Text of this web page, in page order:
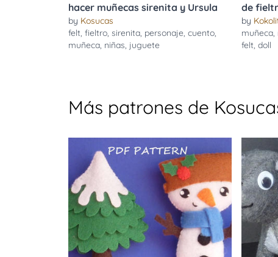
hacer muñecas sirenita y Ursula
by Kosucas
felt, fieltro, sirenita, personaje, cuento,
muñeca, niñas, juguete
de
by
muñeca,
felt, doll
Más patrones de